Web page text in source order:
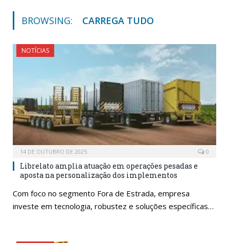
BROWSING: CARREGA TUDO
NOTÍCIAS
14 DE OUTUBRO DE 2025 0
Librelato amplia atuação em operações pesadas e
aposta na personalização dos implementos
Com foco no segmento Fora de Estrada, empresa
investe em tecnologia, robustez e soluções específicas…